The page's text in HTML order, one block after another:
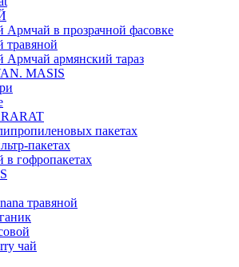
Армчай в прозрачной фасовке
травяной
Армчай армянский тараз
MASIS
пакетах
пакетах
в гофропакетах
травяной
чай